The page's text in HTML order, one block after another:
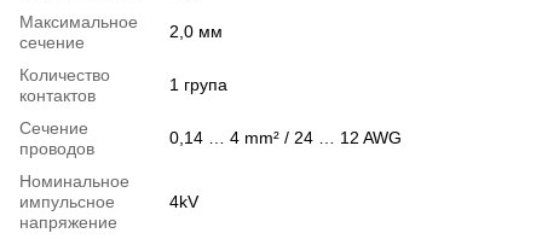
Максимальное
сечение
2,0 мм
Количество
контактов
1 група
Сечение
проводов
0,14 … 4 mm² / 24 … 12 AWG
Номинальное
импульсное
напряжение
4kV